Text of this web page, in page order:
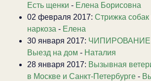
Есть щенки - Елена Борисовна
02 февраля 2017: Стрижка собак
наркоза - Елена
30 января 2017: ЧИПИРОВАНИЕ
Выезд на дом - Наталия
28 января 2017: Вызывная
в Москве и Санкт-Петербурге -